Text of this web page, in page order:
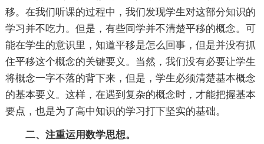
移。在我们听课的过程中，我们发现学生对这部分知识的
学习并不吃力。但是，有些同学并不清楚平移的概念。可
能在学生的意识里，知道平移是怎么回事，但是并没有抓
住平移这个概念的关键要义。当然，我们没有必要让学生
将概念一字不落的背下来，但是，学生必须清楚基本概念
的基本要义。这样，在遇到复杂的概念时，才能把握基本
要点，也是为了高中知识的学习打下坚实的基础。
二、注重运用数学思想。